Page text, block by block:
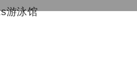
游泳馆